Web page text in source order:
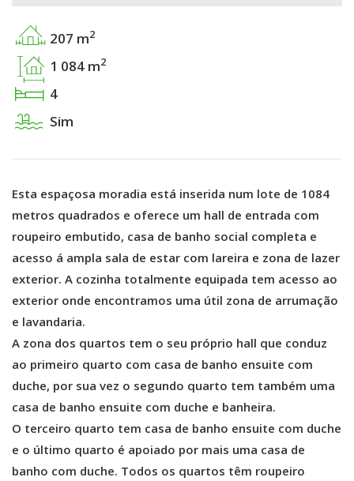
207 m2
1 084 m2
4
Sim
Esta espaçosa moradia está inserida num lote de 1084
metros quadrados e oferece um hall de entrada com
roupeiro embutido, casa de banho social completa e
acesso á ampla sala de estar com lareira e zona de lazer
exterior. A cozinha totalmente equipada tem acesso ao
exterior onde encontramos uma útil zona de arrumação
e lavandaria.
A zona dos quartos tem o seu próprio hall que conduz
ao primeiro quarto com casa de banho ensuite com
duche, por sua vez o segundo quarto tem também uma
casa de banho ensuite com duche e banheira.
O terceiro quarto tem casa de banho ensuite com duche
e o último quarto é apoiado por mais uma casa de
banho com duche. Todos os quartos têm roupeiro